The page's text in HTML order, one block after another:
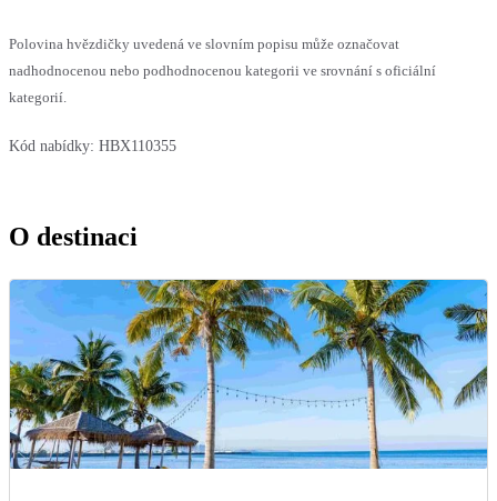
Polovina hvězdičky uvedená ve slovním popisu může označovat
nadhodnocenou nebo podhodnocenou kategorii ve srovnání s oficiální
kategorií.
Kód nabídky: HBX110355
O destinaci